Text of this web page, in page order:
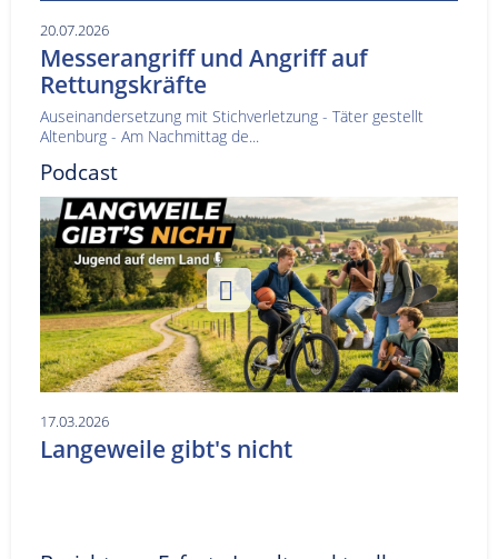
20.07.2026
Messerangriff und Angriff auf
Rettungskräfte
Auseinandersetzung mit Stichverletzung - Täter gestellt
Altenburg - Am Nachmittag de...
Podcast
17.03.2026
Langeweile gibt's nicht